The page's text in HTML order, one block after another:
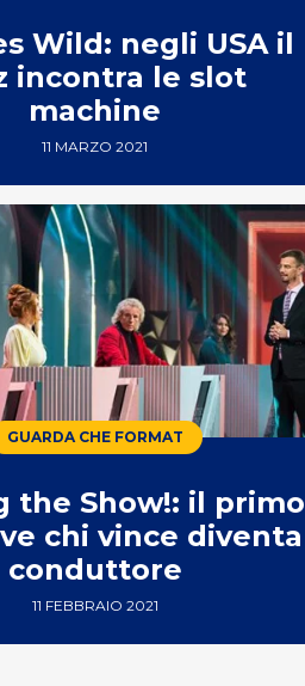
Wild: negli USA il
incontra le slot
machine
11 MARZO 2021
GUARDA CHE FORMAT
the Show!: il primo
chi vince diventa
conduttore
11 FEBBRAIO 2021